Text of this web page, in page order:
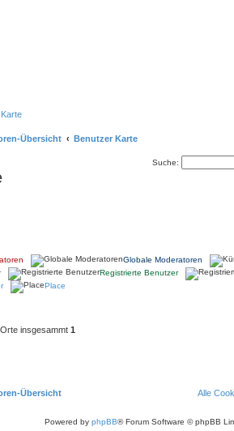
Übersicht Benutzer Karte
Suche:
Globale Moderatoren
Registrierte Benutzer
Place
Orte insgesammt 1
Übersicht Alle
Powered by phpBB® Forum Software © phpBB